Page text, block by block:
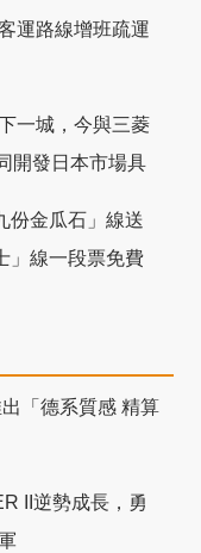
運路線增班疏運
一城，今與三菱
開發日本市場具
份金瓜石」線送
」線一段票免費
「德系質感 精算
II逆勢成長，勇